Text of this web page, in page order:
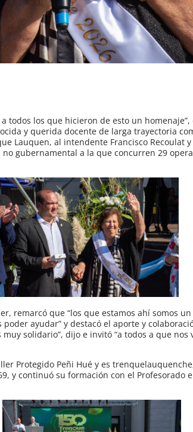
todos los que hicieron de esto un
y querida docente de larga trayectoria
Lauquen, al intendente Francisco Recoulat
gubernamental a la que concurren 29
remarcó que “los que estamos ahí somos
ayudar” y destacó el aporte y
solidario”, dijo e invitó “a todos a que
Protegido Peñi Hué y es
y continuó su formación con el Profesorado